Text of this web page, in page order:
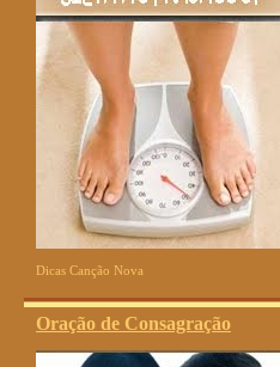
Dicas Canção Nova
Oração de Consagração